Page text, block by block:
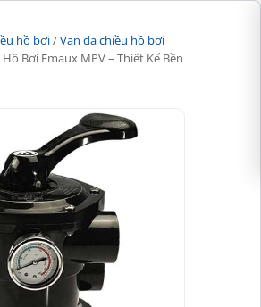
hồ bơi/Van đa chiều hồ bơi
Bơi Emaux MPV – Thiết Kế Bền